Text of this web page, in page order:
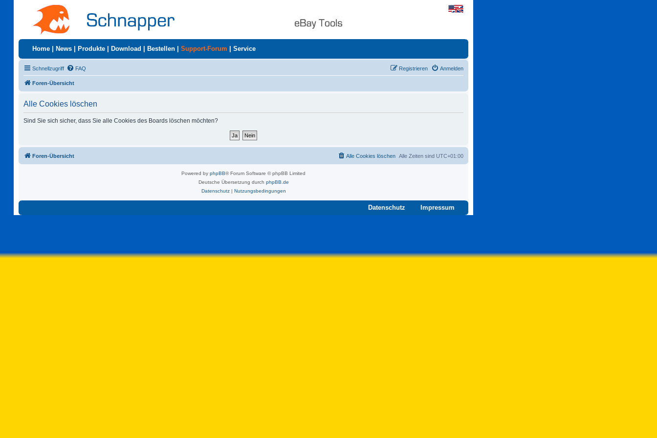
Home News Produkte Download Bestellen Support-Forum Service
Schnellzugriff FAQ Anmelden
Registrieren
Foren-Übersicht
Alle Cookies löschen
Sind Sie sich sicher, dass Sie alle Cookies des Boards löschen möchten?
Foren-Übersicht Alle Zeiten sind UTC+01:00
Alle Cookies löschen
Powered by phpBB® Forum Software © phpBB Limited
Deutsche Übersetzung durch phpBB.de
Datenschutz| Nutzungsbedingungen
Datenschutz Impressum